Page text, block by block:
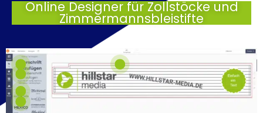
Online Designer für Zollstöcke und
Zimmermannsbleistifte